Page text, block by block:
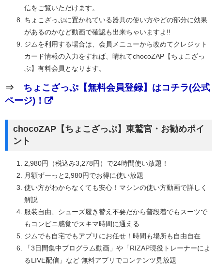
信をご覧いただけます。
ちょこざっぷに置かれている器具の使い方やどの部分に効果
があるのかなど動画で確認も出来ちゃいますよ!!
ジムを利用する場合は、会員メニューから改めてクレジット
カード情報の入力をすれば、晴れてchocoZAP【ちょこざっ
ぷ】有料会員となります。
⇒ ちょこざっぷ【無料会員登録】はコチラ(公式
ページ)！
chocoZAP【ちょこざっぷ】東鷲宮・お勧めポイ
ント
2,980円（税込み3,278円）で24時間使い放題！
月額ずーっと2,980円でお得に使い放題
使い方がわからなくても安心！マシンの使い方動画で詳しく
解説
服装自由、シューズ履き替え不要だから普段着でもスーツで
もコンビニ感覚でスキマ時間に通える
ジムでも自宅でもアプリにお任せ！時間も場所も自由自在
「3日間集中プログラム動画」や「RIZAP現役トレーナーによ
るLIVE配信」など 無料アプリでコンテンツ見放題